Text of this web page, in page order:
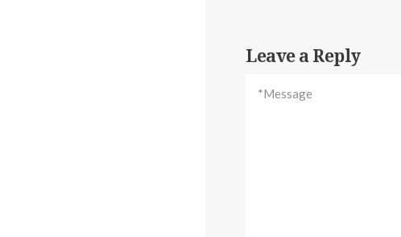
Leave a Reply